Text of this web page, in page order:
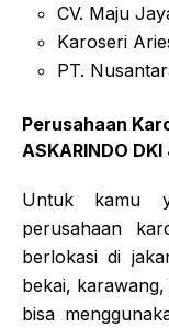
CV. Maju
Karoseri
PT.
Perusahaan
ASKARINDO
Untuk kamu
perusahaan
berlokasi di
bekai,
bisa